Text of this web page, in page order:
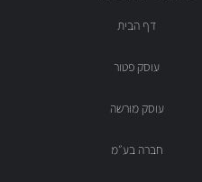
דף הבית
עוסק פטור
עוסק מורשה
חברה בע״מ